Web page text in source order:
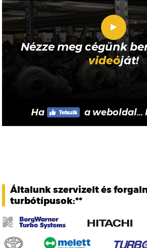
Nézze meg cégünk
videóját!
Ha a weboldal...
Általunk szervizelt és
turbótípusok:**